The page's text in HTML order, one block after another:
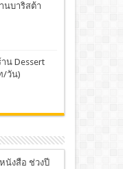
นบาริสต้า
น Dessert
/วัน)
นังสือ ช่วงปี